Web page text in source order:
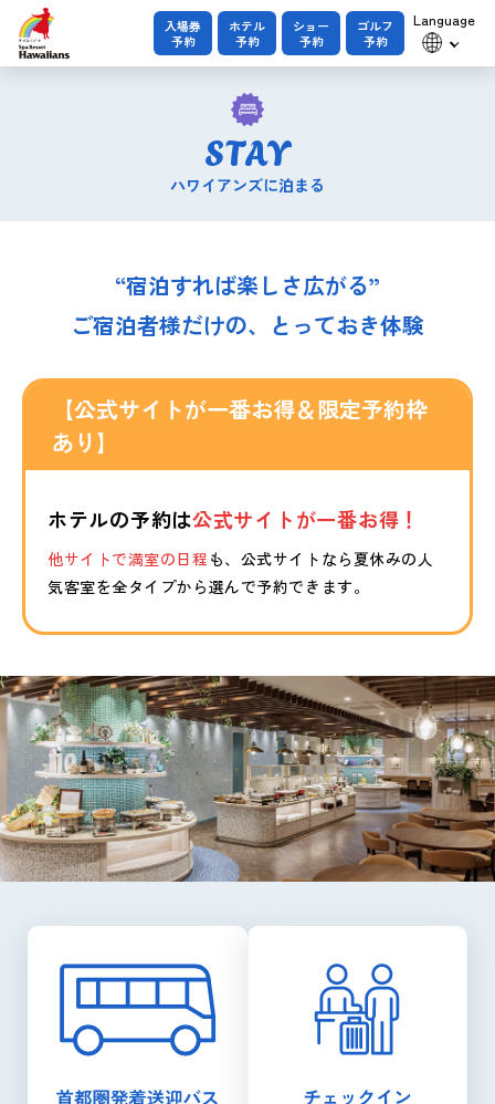
入場券
予約
ホテル
予約
ショー
予約
ゴルフ
予約
Language
STAY
ハワイアンズに泊まる
“宿泊すれば楽しさ広がる”
ご宿泊者様だけの、とっておき体験
【公式サイトが一番お得＆限定予約枠
あり】
ホテルの予約は公式サイトが一番お得！
他サイトで満室の日程 も、公式サイトなら夏休みの人
気客室を全タイプから選んで予約できます。